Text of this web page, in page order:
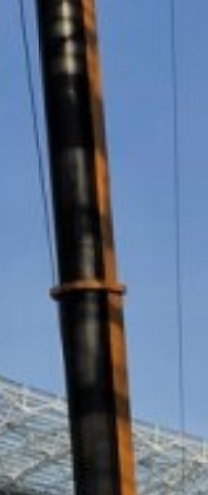
plugin
cookies do pamäte
môže stať, že nebudete
sa vytvárajú
spracovaniu týchto
pod nasledujúcim
dlpage/
proti evidencii údajov
na nasledujúci
zabráni evidovaniu
Analytics
týkajúcich sa
analytics/
údajov o zákazke
Google sme
nemeckých úradov na
stránka používa
Predmet*
Správa
Nahrajte svoj životopis
Celková veľkosť